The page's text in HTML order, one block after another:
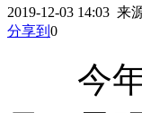
2019-12-03 14:03 来
分享到 0
今年